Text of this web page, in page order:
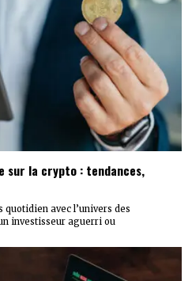
sur la crypto : tendances,
avec l’univers des
investisseur aguerri ou